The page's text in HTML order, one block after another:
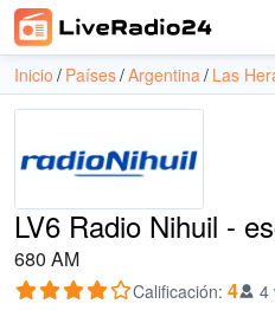
Inicio Países Argentina Las
LV6 Radio Nihuil -
680 AM
Calificación: 4 4